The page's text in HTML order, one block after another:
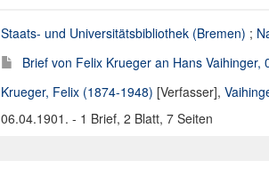
Staats- und Universitätsbibliothek (Bremen) ;
Brief von Felix Krueger an Hans Vaihinger,
Krueger, Felix (1874-1948) [Verfasser],
06.04.1901. - 1 Brief, 2 Blatt, 7 Seiten